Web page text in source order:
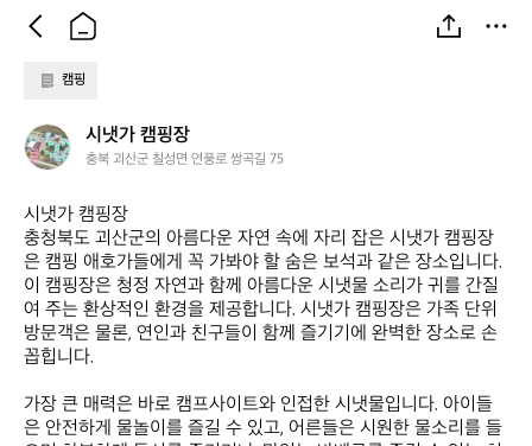
캠핑
시
냇
캠
핑
장
시냇가 캠핑장
충북 괴산군 칠성면 연풍로 쌍곡길 75
시냇가 캠핑장
충청북도 괴산군의 아름다운 자연 속에 자리 잡은 시냇가 캠핑장
은 캠핑 애호가들에게 꼭 가봐야 할 숨은 보석과 같은 장소입니다.
이 캠핑장은 청정 자연과 함께 아름다운 시냇물 소리가 귀를 간질
여 주는 환상적인 환경을 제공합니다. 시냇가 캠핑장은 가족 단위
방문객은 물론, 연인과 친구들이 함께 즐기기에 완벽한 장소로 손
꼽힙니다.
가장 큰 매력은 바로 캠프사이트와 인접한 시냇물입니다. 아이들
은 안전하게 물놀이를 즐길 수 있고, 어른들은 시원한 물소리를 들